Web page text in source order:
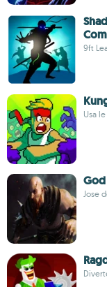
9ft
Usa
Jose